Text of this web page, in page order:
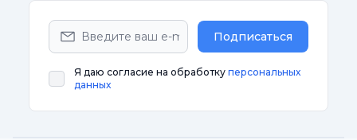
Подписаться
Я даю согласие на обработку персональных
данных